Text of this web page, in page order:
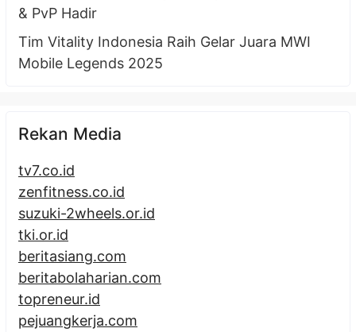
& PvP Hadir
Tim Vitality Indonesia Raih Gelar Juara MWI
Mobile Legends 2025
Rekan Media
tv7.co.id
zenfitness.co.id
suzuki-2wheels.or.id
tki.or.id
beritasiang.com
beritabolaharian.com
topreneur.id
pejuangkerja.com